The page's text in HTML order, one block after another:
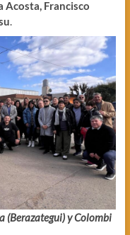
Acosta, Francisco
.
(Berazategui) y Colombi